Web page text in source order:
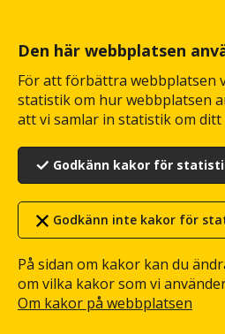
Den här webbplatsen
För att förbättra webbplatsen
statistik om hur webbplatsen
att vi samlar in statistik om ditt
Godkänn kakor för
Godkänn inte kakor för
På sidan om kakor kan du
om vilka kakor som vi
Om kakor på webbplatsen
huvudinnehåll